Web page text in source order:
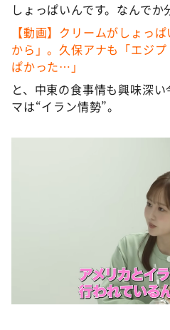
しょっぱいんです。なんでか
【動画】クリームがしょ
から」。久保アナも「エジ
ぱかった…」
と、中東の食事情も興味深
マは“イラン情勢”。